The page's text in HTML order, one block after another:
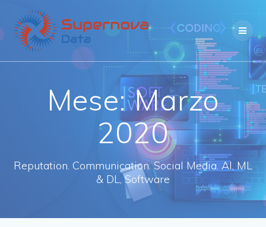
content
Mese:Marzo
2020
Reputation. Communication. Social Media. AI, ML
& DL, Software